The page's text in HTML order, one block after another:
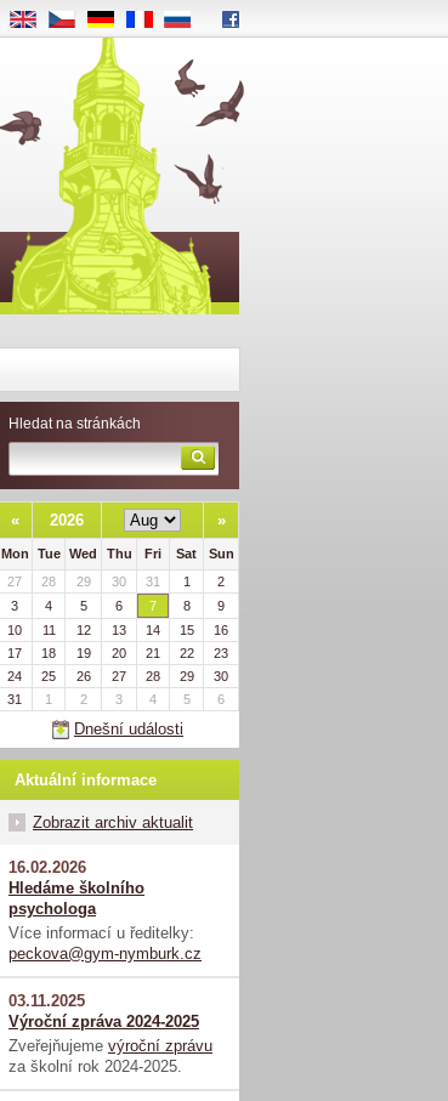
Hledat na stránkách
« 2026 »
Mon Tue Wed Thu Fri Sat
Sun
27
28 29 30 31 1
2
3
4 5 6 7 8
9
10
11 12 13 14 15
16
17
18 19 20 21 22
23
24
25 26 27 28 29
30
31
1 2 3 4 5 6
Dnešní události
Aktuální informace
Zobrazit archiv aktualit
16.02.2026
Hledáme školního
psychologa
Více informací u ředitelky:
peckova@gym-nymburk.cz
03.11.2025
Výroční zpráva 2024-2025
Zveřejňujeme výroční zprávu
za školní rok 2024-2025.
EN CS DE RU